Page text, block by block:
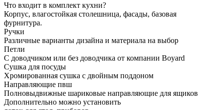
Что входит в комплект кухни?
Корпус, влагостойкая столешница, фасады, базовая
фурнитура.
Ручки
Различные варианты дизайна и материала на выбор
Петли
С доводчиком или без доводчика от компании Boyard
Сушка для посуды
Хромированная сушка с двойным поддоном
Направляющие пвш
Полновыдвижные шариковые направляющие для ящиков
Дополнительно можно установить